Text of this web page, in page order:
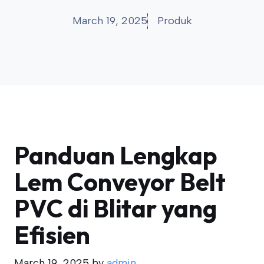
March 19, 2025 Produk
Panduan Lengkap
Lem Conveyor Belt
PVC di Blitar yang
Efisien